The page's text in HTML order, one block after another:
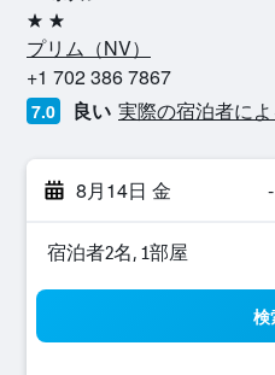
2つ星
プリム​（NV​）​
+1 702 386 7867
7.0 良い 実際の宿泊者に
8月14日 金 -
宿泊者2名, 1​部屋
検